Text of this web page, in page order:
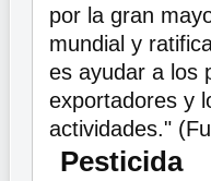
por la gran
mundial y
es ayudar a los
exportadores y
actividades."
Pesticida